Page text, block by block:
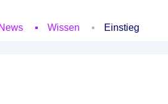
News Wissen Einstieg